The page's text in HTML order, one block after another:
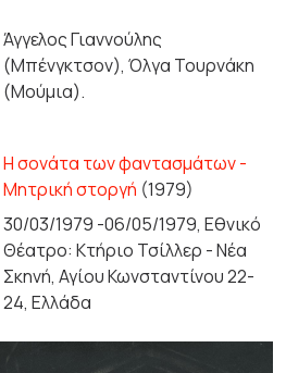
Άγγελος Γιαννούλης
(Μπένγκτσον), Όλγα Τουρνάκη
(Μούμια).
Η σονάτα των φαντασμάτων -
Μητρική στοργή (1979)
30/03/1979 -06/05/1979, Εθνικό
Θέατρο: Κτήριο Τσίλλερ - Νέα
Σκηνή, Αγίου Κωνσταντίνου 22-
24, Ελλάδα